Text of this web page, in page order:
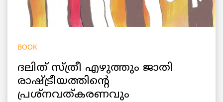
BOOK
ദലിത് സ്ത്രീ എഴുത്തും ജാതി
രാഷ്ട്രീയത്തിന്റെ
പ്രശ്നവത്കരണവും